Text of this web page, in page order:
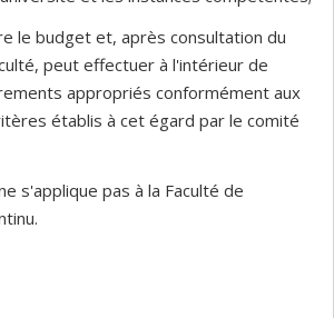
le budget et, après consultation du
peut effectuer à l'intérieur de
appropriés conformément aux
établis à cet égard par le comité
s'applique pas à la Faculté de